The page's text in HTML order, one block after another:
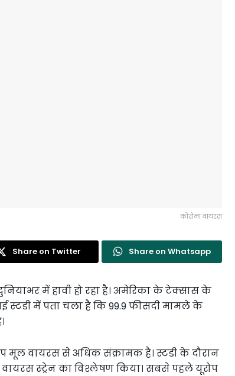
कोरोना वायरस
Share on Twitter Share on Whatsapp
में हावी हो रहा है। अमेरिका के टेक्सास के
स्टडी में पता चला है कि 99.9 फीसदी मामले के
मूल वायरस से अधिक संक्रामक है। स्टडी के दौरान
वायरस स्ट्रेन का विश्लेषण किया। सबसे पहले यूरोप